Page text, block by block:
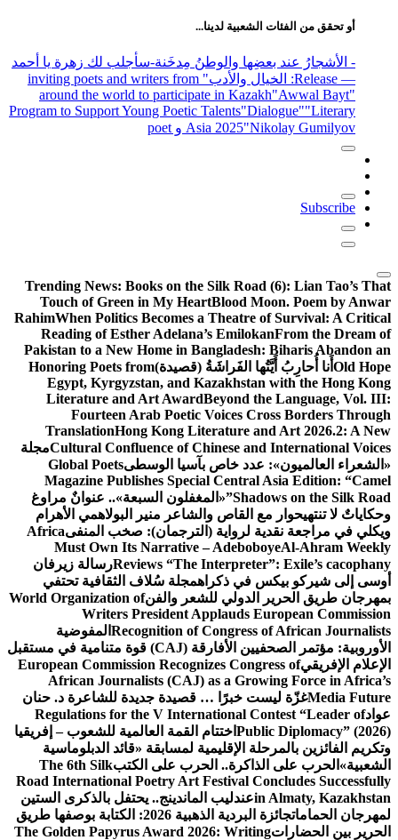
أو تحقق من الفئات الشعبية لدينا...
- الأشجارُ عند بعضِها والوطنُ مِدخَنة-سأجلب لك زهرة يا أحمد
— Release
: الخيال والأدب
" inviting poets and writers from
around the world to participate in Kazakh"Awwal Bayt"
Program to Support Young Poetic Talents"Dialogue""Literary
Asia 2025"Nikolay Gumilyov و poet
Subscribe
Trending News: Books on the Silk Road (6): Lian Tao’s That
Touch of Green in My HeartBlood Moon. Poem by Anwar
RahimWhen Politics Becomes a Theatre of Survival: A Critical
Reading of Esther Adelana’s EmilokanFrom the Dream of
Pakistan to a New Home in Bangladesh: Biharis Abandon an
Old Hope أَنا أُحارِبُ أَيَّتُها الفَراشَةُ (قصيدة)Honoring Poets from
Egypt, Kyrgyzstan, and Kazakhstan with the Hong Kong
Literature and Art AwardBeyond the Language, Vol. III:
Fourteen Arab Poetic Voices Cross Borders Through
TranslationHong Kong Literature and Art 2026.2: A New
Cultural Confluence of Chinese and International Voicesمجلة
«الشعراء العالميون»: عدد خاص بآسيا الوسطىGlobal Poets
Magazine Publishes Special Central Asia Edition: “Camel
Shadows on the Silk Road” «المغفلون السبعة».. عنوانٌ مراوغ
وحكاياتٌ لا تنتهيحوار مع القاص والشاعر منير البولاهمي الأهرام
ويكلي في مراجعة نقدية لرواية (الترجمان): صخب المنفىAfrica
Must Own Its Narrative – AdeboboyeAl-Ahram Weekly
Reviews “The Interpreter”: Exile’s cacophanyرسالة زيرفان
أوسى إلى شيركو بيكس في ذكراهمجلة سُلاف الثقافية تحتفي
بمهرجان طريق الحرير الدولي للشعر والفنWorld Organization of
Writers President Applauds European Commission
Recognition of Congress of African Journalists المفوضية
الأوروبية: مؤتمر الصحفيين الأفارقة (CAJ) قوة متنامية في مستقبل
الإعلام الإفريقيEuropean Commission Recognizes Congress of
African Journalists (CAJ) as a Growing Force in Africa’s
Media Futureغزّة ليست خبرًا … قصيدة جديدة للشاعرة د. حنان
عوادRegulations for the V International Contest “Leader of
Public Diplomacy” (2026) اختتام القمة العالمية للشعوب – إفريقيا
وتكريم الفائزين بالمرحلة الإقليمية لمسابقة «قائد الدبلوماسية
الشعبية» الحرب على الذاكرة.. الحرب على الكتبThe 6th Silk
Road International Poetry Art Festival Concludes Successfully
in Almaty, Kazakhstanعندليب الماندينج.. يحتفل بالذكرى الستين
لمهرجان الحمامات
جائزة البردية الذهبية 2026: الكتابة بوصفها طريق
الحرير بين الحضاراتThe Golden Papyrus Award 2026: Writing